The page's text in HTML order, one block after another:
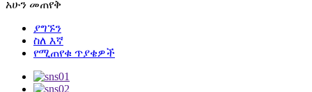
አሁን መጠየቅ
ያግኙን
ስለ እኛ
የሚጠየቁ ጥያቄዎች